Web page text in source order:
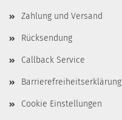
Zahlung und Versand
Rücksendung
Callback Service
Barrierefreiheitserklärung
Cookie Einstellungen